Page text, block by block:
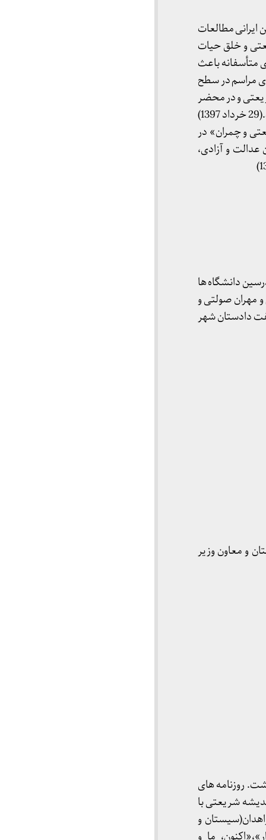
مطالعات
و خلق حیات
متأسفانه باعث
امکان برگزاری مراسم در سطح
و در محضر
جمعی از دوستداران و چهره های دانشگاهی و فرهنگی در بنیاد فرهنگی دکتر شریعتی برگزار گردید.(29 خرداد 1397)
و چمران» در
و آزادی،
دانشگاه ها
مهران صولتی و
1397)متاسفانه به دلیل مخالفت دادستان شهر
و معاون وزیر
روزنامه های
شریعتی با
و